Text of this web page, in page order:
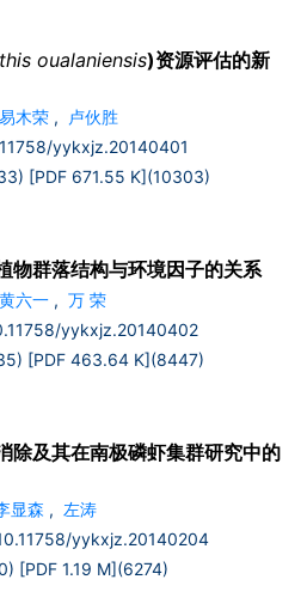
oualaniensis)资源评估的新
易木荣 ,
卢伙胜
yykxjz.20140401
[PDF 671.55 K](10303)
物群落结构与环境因子的关系
黄六一 , 万 荣
yykxjz.20140402
[PDF 463.64 K](8447)
除及其在南极磷虾集群研究中的
显森 , 左涛
yykxjz.20140204
[PDF 1.19 M](6274)